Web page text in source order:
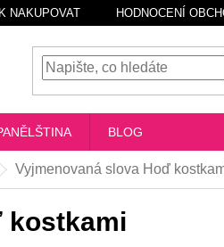
NAKUPOVAT HODNOCENÍ
BLOG
Vyjmenovaná slova Hoď
kostkami